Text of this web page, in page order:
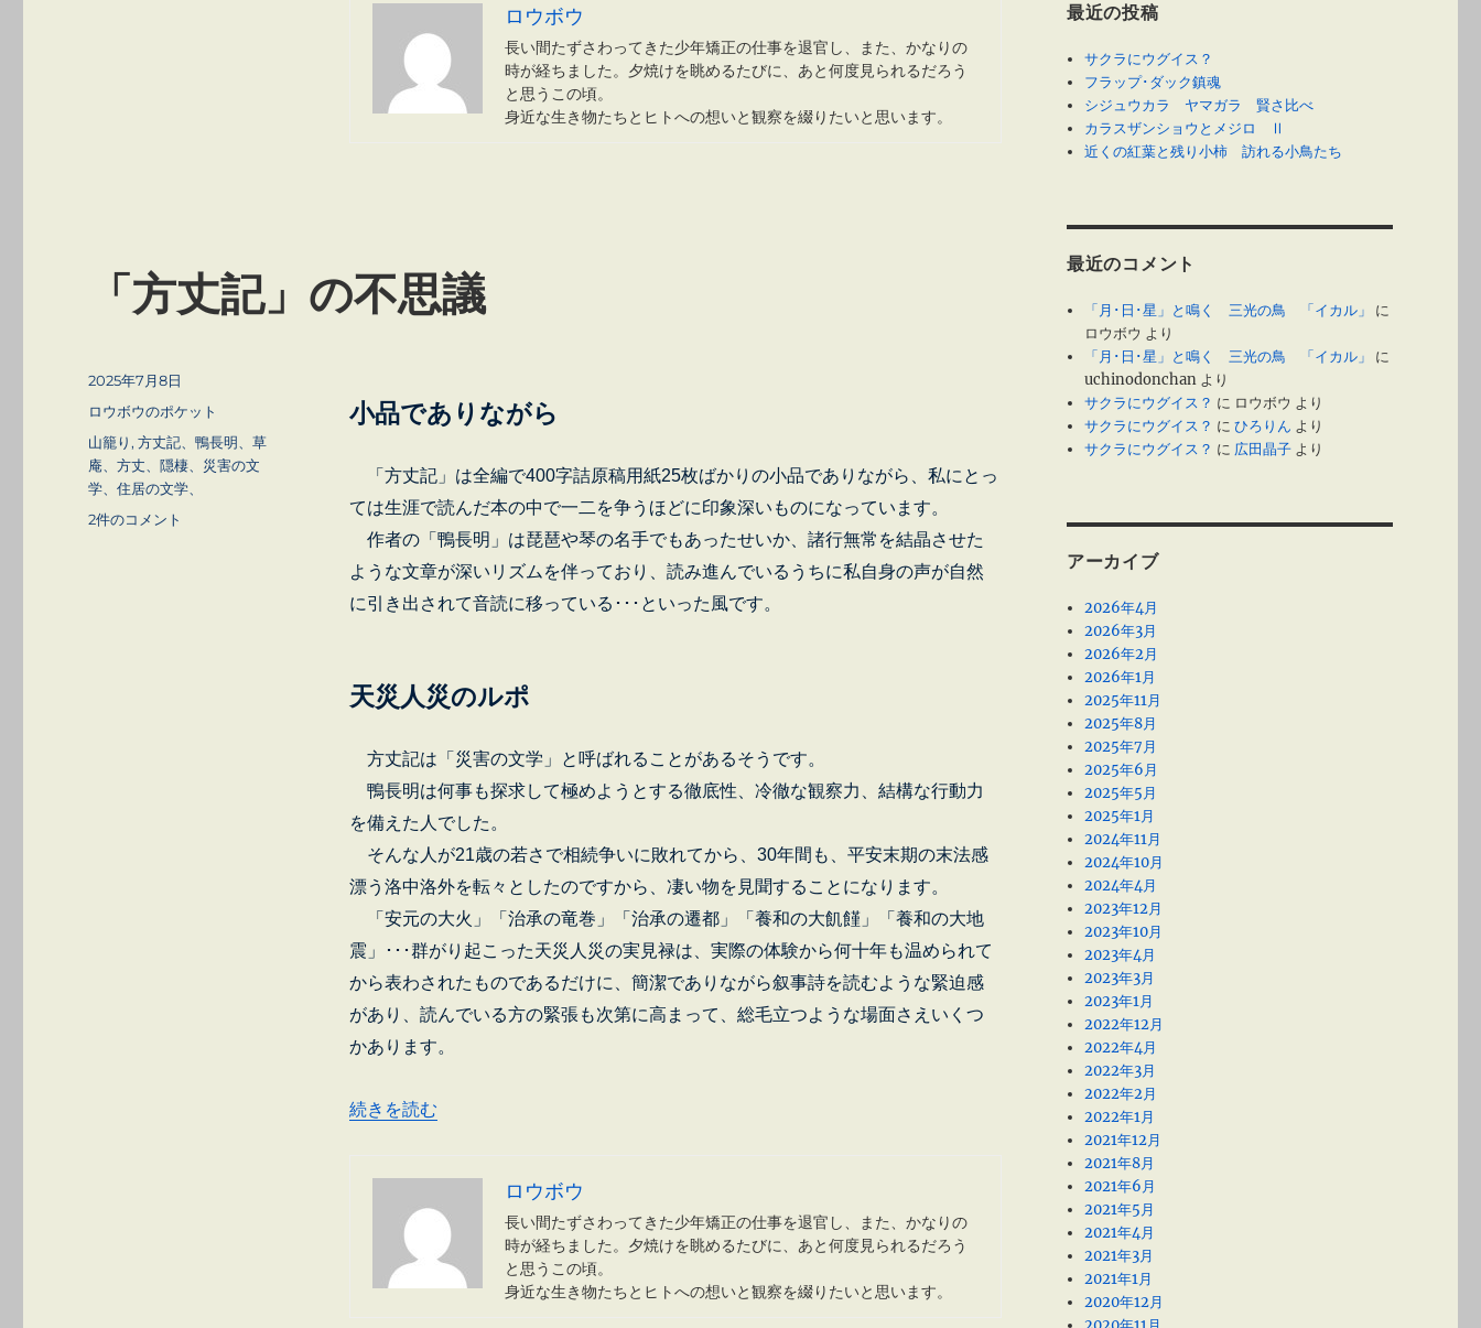
ロウボウ
長い間たずさわってきた少年矯正の仕事を退官し、また、かなりの
時が経ちました。夕焼けを眺めるたびに、あと何度見られるだろう
と思うこの頃。
身近な生き物たちとヒトへの想いと観察を綴りたいと思います。
「方丈記」の不思議
小品でありながら
「方丈記」は全編で400字詰原稿用紙25枚ばかりの小品でありながら、私にとっ
ては生涯で読んだ本の中で一二を争うほどに印象深いものになっています。
作者の「鴨長明」は琵琶や琴の名手でもあったせいか、諸行無常を結晶させた
ような文章が深いリズムを伴っており、読み進んでいるうちに私自身の声が自然
に引き出されて音読に移っている･･･といった風です。
天災人災のルポ
方丈記は「災害の文学」と呼ばれることがあるそうです。
鴨長明は何事も探求して極めようとする徹底性、冷徹な観察力、結構な行動力
を備えた人でした。
そんな人が21歳の若さで相続争いに敗れてから、30年間も、平安末期の末法感
漂う洛中洛外を転々としたのですから、凄い物を見聞することになります。
「安元の大火」「治承の竜巻」「治承の遷都」「養和の大飢饉」「養和の大地
震」･･･群がり起こった天災人災の実見禄は、実際の体験から何十年も温められて
から表わされたものであるだけに、簡潔でありながら叙事詩を読むような緊迫感
があり、読んでいる方の緊張も次第に高まって、総毛立つような場面さえいくつ
かあります。
“「方丈記」の不思議” の
続きを読む
ロウボウ
長い間たずさわってきた少年矯正の仕事を退官し、また、かなりの
時が経ちました。夕焼けを眺めるたびに、あと何度見られるだろう
と思うこの頃。
身近な生き物たちとヒトへの想いと観察を綴りたいと思います。
投
2025年7月8日
カ
テ
ゴ
リ
ロウボウのポケット
タ
グ
山籠り ,方丈記、鴨長明、草
庵、方丈、隠棲、災害の文
学、住居の文学、
「方
2件のコメント
最近の投稿
サクラにウグイス？
フラップ･ダック鎮魂
シジュウカラ ヤマガラ 賢さ比べ
カラスザンショウとメジロ Ⅱ
近くの紅葉と残り小柿 訪れる小鳥たち
最近のコメント
「月･日･星」と鳴く 三光の鳥 「イカル」
に
ロウボウ より
「月･日･星」と鳴く 三光の鳥 「イカル」
に
uchinodonchan より
サクラにウグイス？ に ロウボウ より
サクラにウグイス？ にひろりん より
サクラにウグイス？ に 広田晶子 より
アーカイブ
2026年4月
2026年3月
2026年2月
2026年1月
2025年11月
2025年8月
2025年7月
2025年6月
2025年5月
2025年1月
2024年11月
2024年10月
2024年4月
2023年12月
2023年10月
2023年4月
2023年3月
2023年1月
2022年12月
2022年4月
2022年3月
2022年2月
2022年1月
2021年12月
2021年8月
2021年6月
2021年5月
2021年4月
2021年3月
2021年1月
2020年12月